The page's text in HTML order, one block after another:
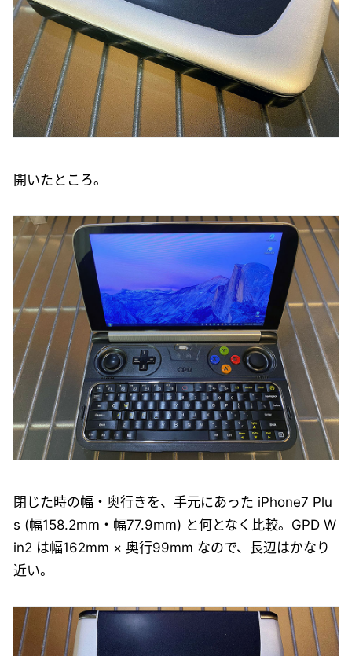
開いたところ。
閉じた時の幅・奥行きを、手元にあった iPhone7 Plu
s (幅158.2mm・幅77.9mm) と何となく比較。GPD W
in2 は幅162mm × 奥行99mm なので、長辺はかなり
近い。